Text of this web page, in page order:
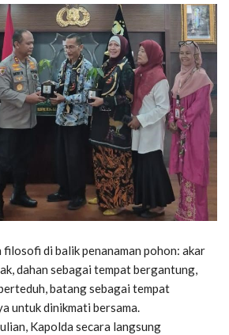
filosofi di balik penanaman pohon: akar
dahan sebagai tempat bergantung,
batang sebagai tempat
untuk dinikmati bersama.
Kapolda secara langsung